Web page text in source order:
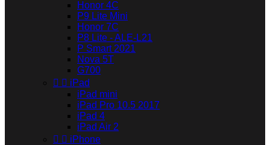
Honor 4C
P9 Lite Mini
Honor 7C
P8 Lite - ALE-L21
P Smart 2021
Nova 5T
G700
  iPad
iPad mini
iPad Pro 10.5 2017
iPad 4
iPad Air 2
  iPhone